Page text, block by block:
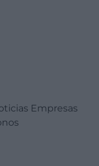
Empresas